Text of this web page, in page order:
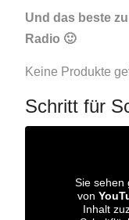
Und das beste
Radio 🙂
Keine Produkte
Schritt für
Sie sehen
von
Inhalt